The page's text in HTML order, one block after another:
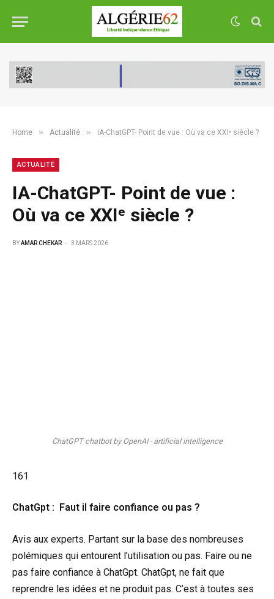
Home » Actualité » IA-ChatGPT- Point de vue : Où va ce XXIᵉ siècle ?
ACTUALITÉ
IA-ChatGPT- Point de vue :
Où va ce XXIᵉ siècle ?
BYAMAR CHEKAR 3 MARS 2026
ChatGPT chatbot by OpenAI - artificial intelligence
161
ChatGpt : Faut il faire confiance ou pas ?
Avis aux experts. Partant sur la base des nombreuses
polémiques qui entourent l’utilisation ou pas. Faire ou ne
pas faire confiance à ChatGpt. ChatGpt, ne fait que
reprendre les idées et ne produit pas. C’est à toutes ses